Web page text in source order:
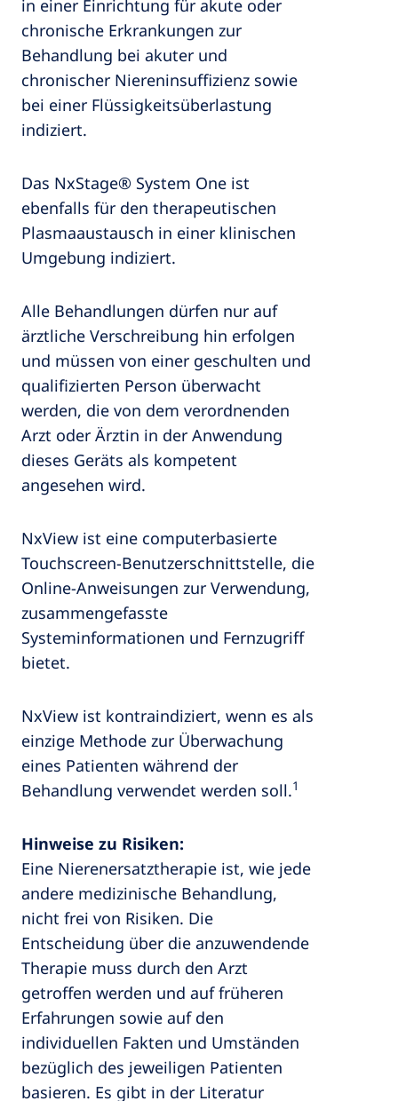
in einer Einrichtung für akute oder
chronische Erkrankungen zur
Behandlung bei akuter und
chronischer Niereninsuffizienz sowie
bei einer Flüssigkeitsüberlastung
indiziert.
Das NxStage® System One ist
ebenfalls für den therapeutischen
Plasmaaustausch in einer klinischen
Umgebung indiziert.
Alle Behandlungen dürfen nur auf
ärztliche Verschreibung hin erfolgen
und müssen von einer geschulten und
qualifizierten Person überwacht
werden, die von dem verordnenden
Arzt oder Ärztin in der Anwendung
dieses Geräts als kompetent
angesehen wird.
NxView ist eine computerbasierte
Touchscreen-Benutzerschnittstelle, die
Online-Anweisungen zur Verwendung,
zusammengefasste
Systeminformationen und Fernzugriff
bietet.
NxView ist kontraindiziert, wenn es als
einzige Methode zur Überwachung
eines Patienten während der
Behandlung verwendet werden soll.1
Hinweise zu Risiken:
Eine Nierenersatztherapie ist, wie jede
andere medizinische Behandlung,
nicht frei von Risiken. Die
Entscheidung über die anzuwendende
Therapie muss durch den Arzt
getroffen werden und auf früheren
Erfahrungen sowie auf den
individuellen Fakten und Umständen
bezüglich des jeweiligen Patienten
basieren. Es gibt in der Literatur